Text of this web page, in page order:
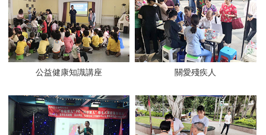
公益健康知識講座 關愛殘疾人